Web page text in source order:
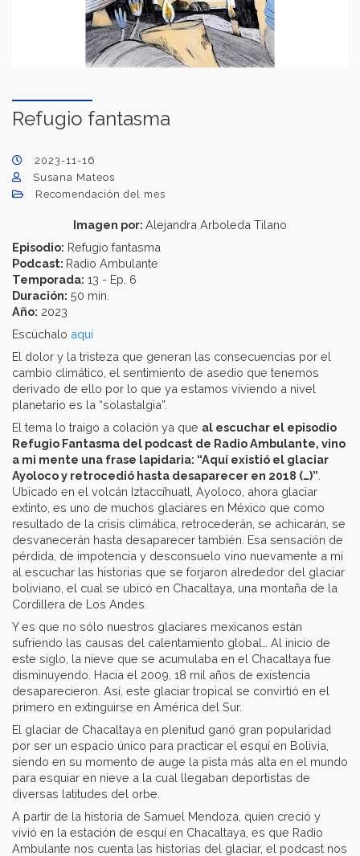
Refugio fantasma
2023-11-16
Susana Mateos
Recomendación del mes
Imagen por: Alejandra Arboleda Tilano
Episodio: Refugio fantasma
Podcast: Radio Ambulante
Temporada: 13 - Ep. 6
Duración: 50 min.
Año: 2023
Escúchalo aquí
El dolor y la tristeza que generan las consecuencias por el
cambio climático, el sentimiento de asedio que tenemos
derivado de ello por lo que ya estamos viviendo a nivel
planetario es la “solastalgia”.
El tema lo traigo a colación ya que al escuchar el episodio
Refugio Fantasma del podcast de Radio Ambulante, vino
a mi mente una frase lapidaria: “Aquí existió el glaciar
Ayoloco y retrocedió hasta desaparecer en 2018 (…)”
Ubicado en el volcán Iztaccíhuatl, Ayoloco, ahora glaciar
extinto, es uno de muchos glaciares en México que como
resultado de la crisis climática, retrocederán, se achicarán, se
desvanecerán hasta desaparecer también. Esa sensación de
pérdida, de impotencia y desconsuelo vino nuevamente a mí
al escuchar las historias que se forjaron alrededor del glaciar
boliviano, el cual se ubicó en Chacaltaya, una montaña de la
Cordillera de Los Andes.
Y es que no sólo nuestros glaciares mexicanos están
sufriendo las causas del calentamiento global… Al inicio de
este siglo, la nieve que se acumulaba en el Chacaltaya fue
disminuyendo. Hacia el 2009, 18 mil años de existencia
desaparecieron. Así, este glaciar tropical se convirtió en el
primero en extinguirse en América del Sur.
El glaciar de Chacaltaya en plenitud ganó gran popularidad
por ser un espacio único para practicar el esquí en Bolivia,
siendo en su momento de auge la pista más alta en el mundo
para esquiar en nieve a la cual llegaban deportistas de
diversas latitudes del orbe.
A partir de la historia de Samuel Mendoza, quien creció y
vivió en la estación de esquí en Chacaltaya, es que Radio
Ambulante nos cuenta las historias del glaciar, el podcast nos